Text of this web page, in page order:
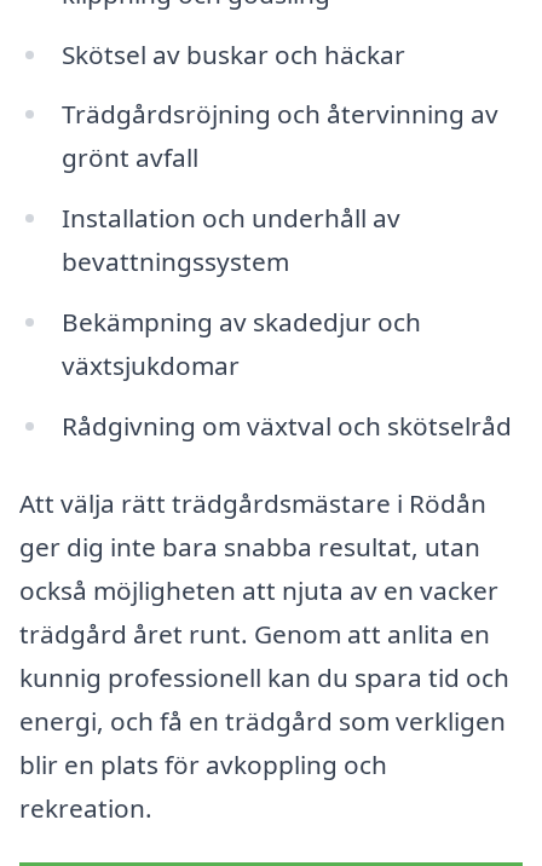
Skötsel av buskar och häckar
Trädgårdsröjning och återvinning av
grönt avfall
Installation och underhåll av
bevattningssystem
Bekämpning av skadedjur och
växtsjukdomar
Rådgivning om växtval och skötselråd
Att välja rätt trädgårdsmästare i Rödån
ger dig inte bara snabba resultat, utan
också möjligheten att njuta av en vacker
trädgård året runt. Genom att anlita en
kunnig professionell kan du spara tid och
energi, och få en trädgård som verkligen
blir en plats för avkoppling och
rekreation.